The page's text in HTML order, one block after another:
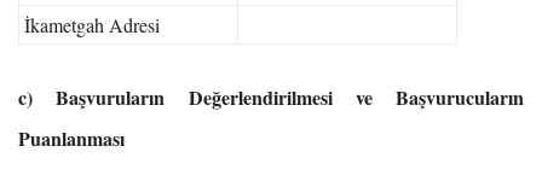
İkametgah Adresi
c) Başvuruların Değerlendirilmesi ve Başvurucuların
Puanlanması